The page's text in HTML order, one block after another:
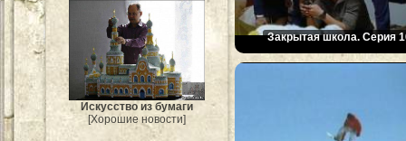
Искусство из бумаги
[Хорошие новости]
Закрытая школа. Серия